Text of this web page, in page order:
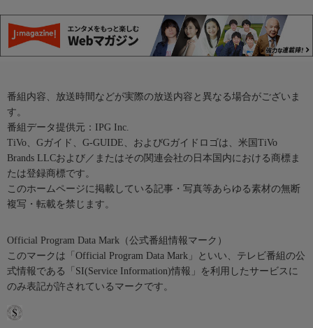
番組内容、放送時間などが実際の放送内容と異なる場合がございま
す。
番組データ提供元：IPG Inc.
TiVo、Gガイド、G-GUIDE、およびGガイドロゴは、米国TiVo
Brands LLCおよび／またはその関連会社の日本国内における商標ま
たは登録商標です。
このホームページに掲載している記事・写真等あらゆる素材の無断
複写・転載を禁じます。
Official Program Data Mark（公式番組情報マーク）
このマークは「Official Program Data Mark」といい、テレビ番組の公
式情報である「SI(Service Information)情報」を利用したサービスに
のみ表記が許されているマークです。